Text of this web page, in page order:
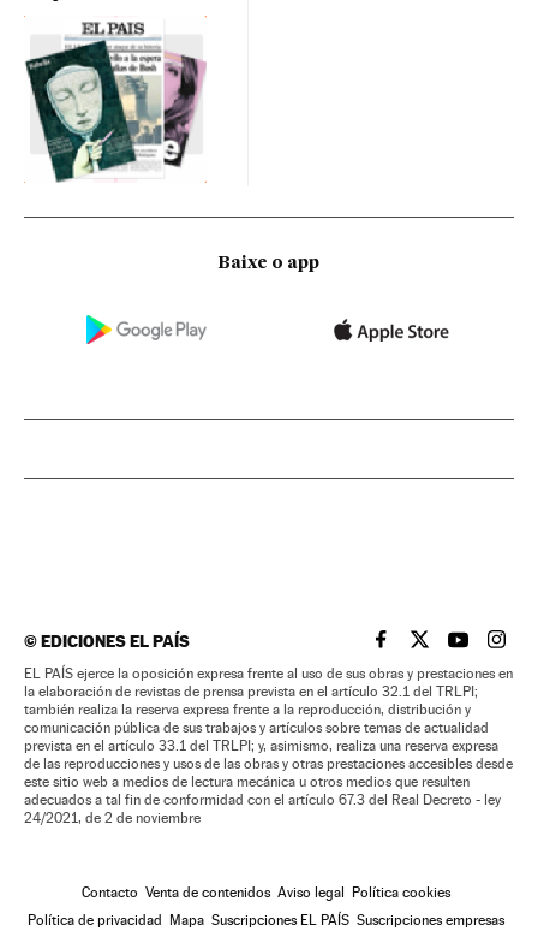
Baixe o app
©EDICIONES EL PAÍS EL PAÍS BRASIL EN
EL PAÍSEL PAÍS
EL
EL PAÍS ejerce la oposición expresa frente al uso de sus obras y prestaciones en
la elaboración de revistas de prensa prevista en el artículo 32.1 del TRLPI;
también realiza la reserva expresa frente a la reproducción, distribución y
comunicación pública de sus trabajos y artículos sobre temas de actualidad
prevista en el artículo 33.1 del TRLPI; y, asimismo, realiza una reserva expresa
de las reproducciones y usos de las obras y otras prestaciones accesibles desde
este sitio web a medios de lectura mecánica u otros medios que resulten
adecuados a tal fin de conformidad con el artículo 67.3 del Real Decreto - ley
24/2021, de 2 de noviembre
Contacto Venta de contenidos Aviso legal Política cookies
Política de privacidad Mapa Suscripciones EL PAÍS Suscripciones empresas